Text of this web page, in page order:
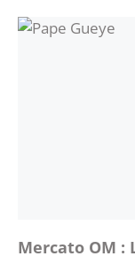
Mercato OM :